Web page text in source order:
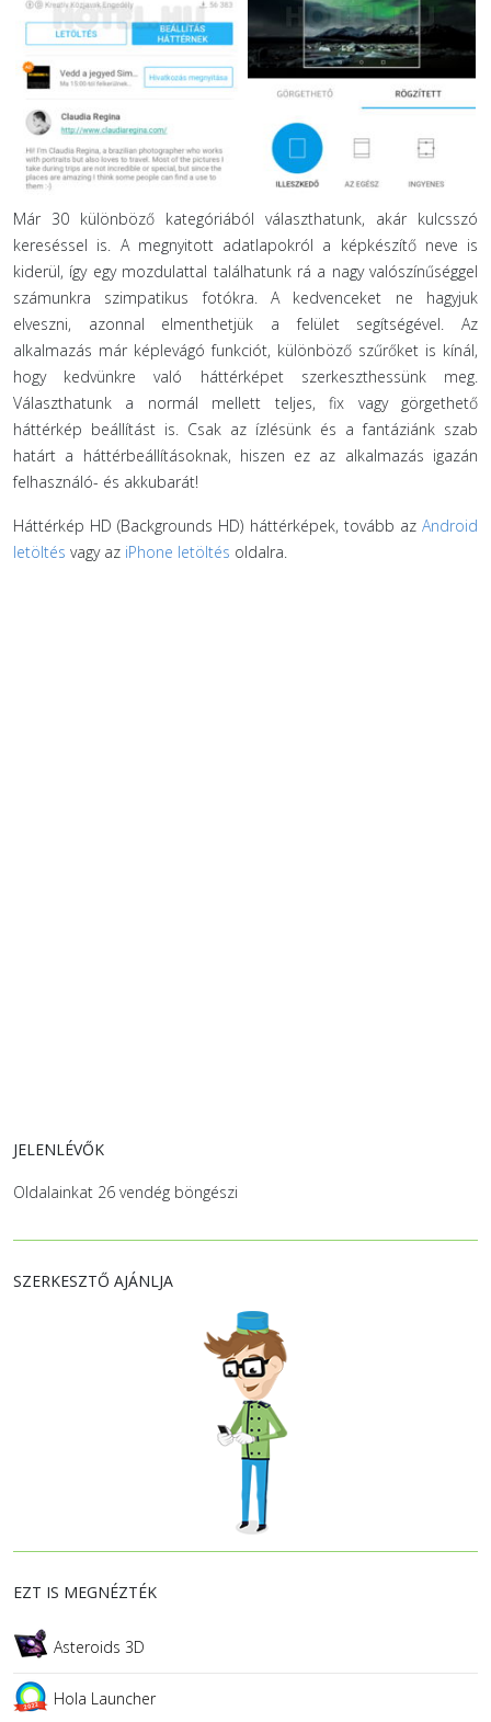
Már 30 különböző kategóriából választhatunk, akár kulcsszó
kereséssel is. A megnyitott adatlapokról a képkészítő neve is
kiderül, így egy mozdulattal találhatunk rá a nagy valószínűséggel
számunkra szimpatikus fotókra. A kedvenceket ne hagyjuk
elveszni, azonnal elmenthetjük a felület segítségével. Az
alkalmazás már képlevágó funkciót, különböző szűrőket is kínál,
hogy kedvünkre való háttérképet szerkeszthessünk meg.
Választhatunk a normál mellett teljes, fix vagy görgethető
háttérkép beállítást is. Csak az ízlésünk és a fantáziánk szab
határt a háttérbeállításoknak, hiszen ez az alkalmazás igazán
felhasználó- és akkubarát!
Háttérkép HD (Backgrounds HD) háttérképek, tovább az Android
letöltés vagy az iPhone letöltés oldalra.
JELENLÉVŐK
Oldalainkat 26 vendég böngészi
SZERKESZTŐ AJÁNLJA
EZT IS MEGNÉZTÉK
Asteroids 3D
Hola Launcher